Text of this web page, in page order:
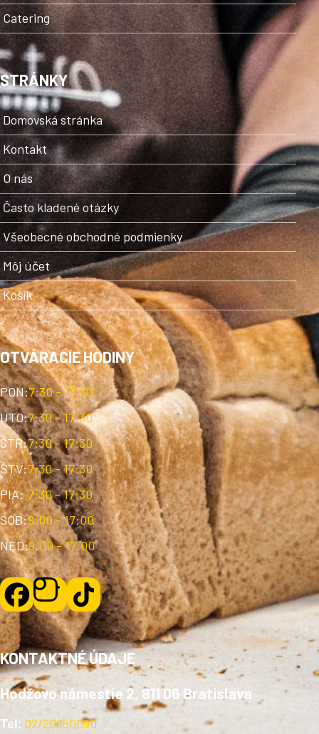
Catering
STRÁNKY
Domovská stránka
Kontakt
O nás
Často kladené otázky
Všeobecné obchodné podmienky
Môj účet
Košík
OTVÁRACIE HODINY
PON:7:30 - 17:30
UTO:7:30 - 17:30
STR:7:30 - 17:30
ŠTV:7:30 - 17:30
PIA: 7:30 - 17:30
SOB:9:00 - 17:00
NED:9:00 - 17:00
KONTAKTNÉ ÚDAJE
Hodžovo námestie 2, 811 06 Bratislava
Tel: 02/20850090